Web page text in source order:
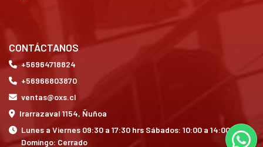
CONTÁCTANOS
+56964718824
+56966803870
ventas@oxs.cl
Irarrazaval 1154, Ñuñoa
Lunes a Viernes 09:30 a 17:30 hrs Sábados: 10:00 a 14:00 hrs
Domingo: Cerrado